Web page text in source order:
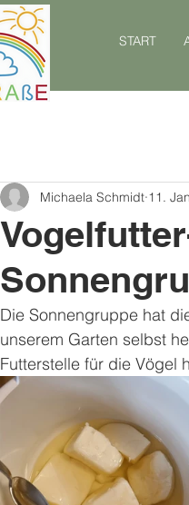
START
Michaela Schmidt 11.
Die Sonnengruppe hat
unserem Garten selbst
Futterstelle für die Vögel